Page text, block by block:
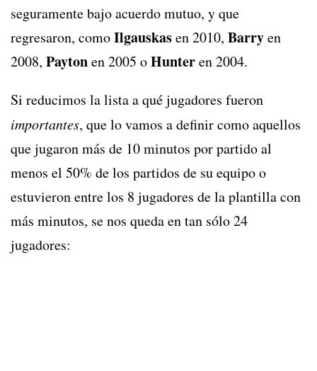
seguramente bajo acuerdo mutuo, y que
regresaron, comoIlgauskasen 2010, Barryen
2008, Paytonen 2005 oHunteren 2004.
Si reducimos la lista a qué jugadores fueron
importantes, que lo vamos a definir como aquellos
que jugaron más de 10 minutos por partido al
menos el 50% de los partidos de su equipo o
estuvieron entre los 8 jugadores de la plantilla con
más minutos, se nos queda en tan sólo 24
jugadores: